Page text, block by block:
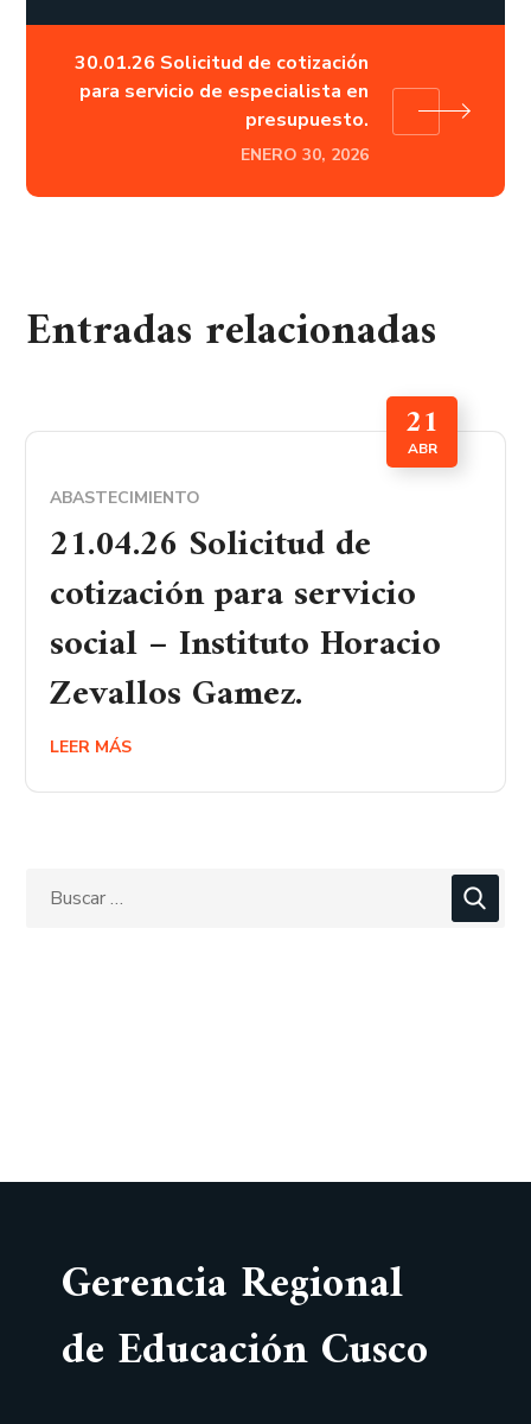
30.01.26 Solicitud de cotización
para servicio de especialista en
presupuesto.
ENERO 30, 2026
Entradas relacionadas
21
ABR
ABASTECIMIENTO
21.04.26 Solicitud de
cotización para servicio
social – Instituto Horacio
Zevallos Gamez.
LEER MÁS
Gerencia Regional
de Educación Cusco